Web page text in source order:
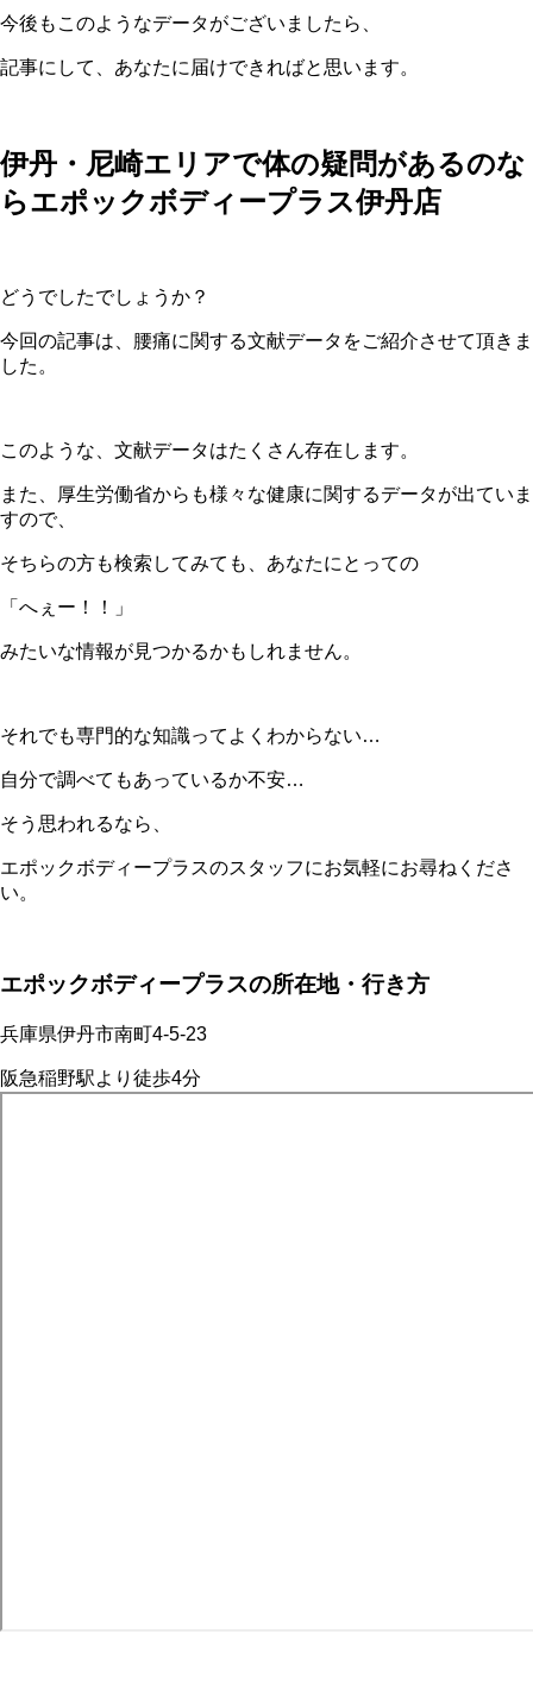
今後もこのようなデータがございましたら、
記事にして、あなたに届けできればと思います。
伊丹・尼崎エリアで体の疑問があるのな
らエポックボディープラス伊丹店
どうでしたでしょうか？
今回の記事は、腰痛に関する文献データをご紹介させて頂きま
した。
このような、文献データはたくさん存在します。
また、厚生労働省からも様々な健康に関するデータが出ていま
すので、
そちらの方も検索してみても、あなたにとっての
「へぇー！！」
みたいな情報が見つかるかもしれません。
それでも専門的な知識ってよくわからない…
自分で調べてもあっているか不安…
そう思われるなら、
エポックボディープラスのスタッフにお気軽にお尋ねくださ
い。
エポックボディープラスの所在地・行き方
兵庫県伊丹市南町4-5-23
阪急稲野駅より徒歩4分